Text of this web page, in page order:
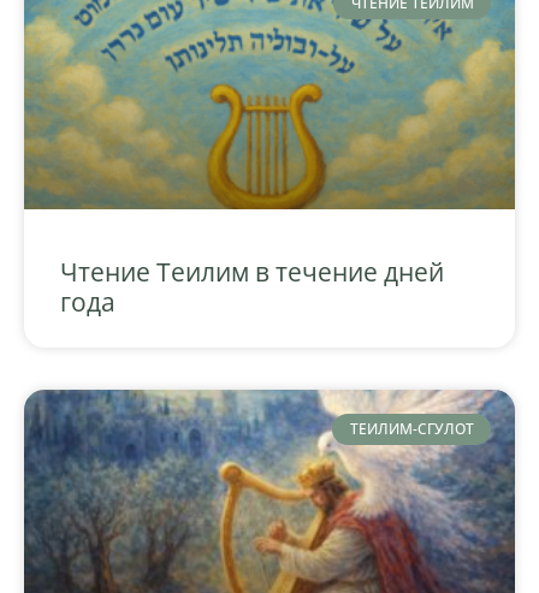
Чтение Теилим в течение дней
года
ТЕИЛИМ-СГУЛОТ